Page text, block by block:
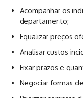
Acompanhar os
departamento;
Equalizar preços
Analisar custos
Fixar prazos e
Negociar formas